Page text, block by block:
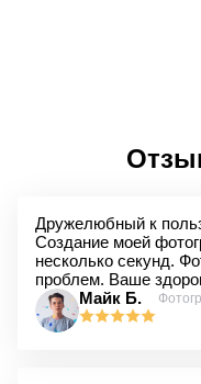
Дружелюбный к
Создание моей
несколько секунд.
проблем. Ваше
Майк Б.